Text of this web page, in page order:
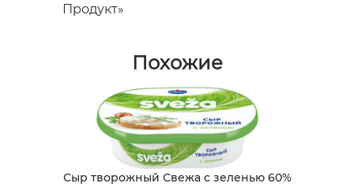
Продукт»
Похожие
Сыр творожный Свежа с зеленью 60%